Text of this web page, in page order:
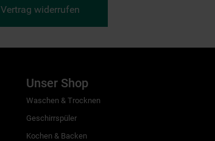
Vertrag widerrufen
Unser Shop
Waschen & Trocknen
Geschirrspüler
Kochen & Backen